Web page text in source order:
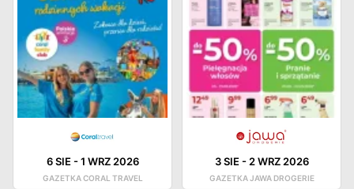
6 SIE -1 WRZ 2026
GAZETKA CORAL TRAVEL
3 SIE - 2 WRZ 2026
GAZETKA JAWA DROGERIE